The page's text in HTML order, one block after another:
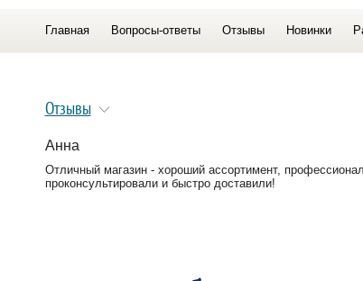
Главная Вопросы-ответы Отзывы Новинки
Отзывы
Анна
Отличный магазин - хороший ассортимент,
проконсультировали и быстро доставили!